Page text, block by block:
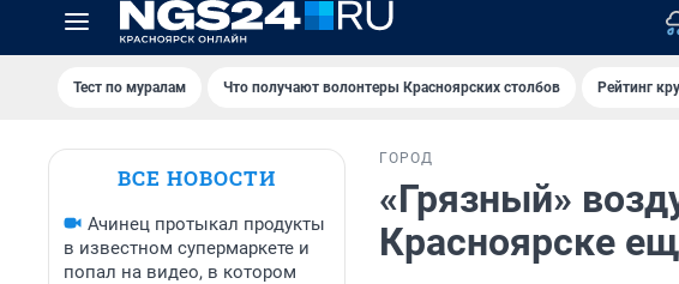
Тест по мурaлaм Что получают волонтеры Красноярских столбов Рейтинг
ВСЕ НОВОСТИ
Ачинец протыкал продукты
в известном супермаркете и
попал на видео, в котором
ГОРОД
«Грязный»
Красноярске